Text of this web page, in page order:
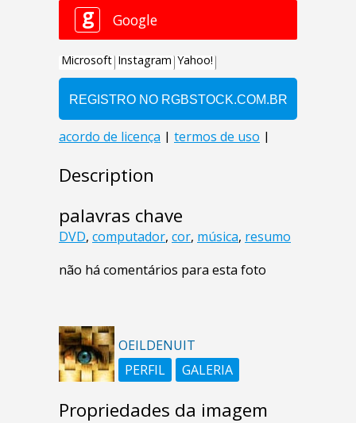
Description
palavras chave
DVD, computador, cor, música, resumo
não há comentários para esta foto
OEILDENUIT
PERFIL
GALERIA
Propriedades da imagem